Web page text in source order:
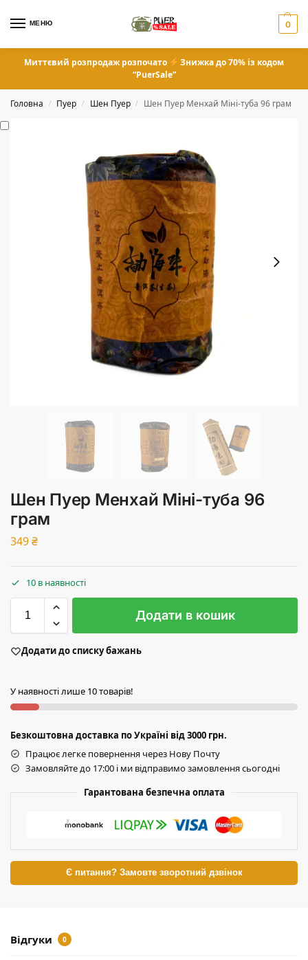
МЕНЮ 0
Миттєвий розпродаж розпочато
Знижка до 70% із кодом
“PuerSale”
Головна / Пуер / Шен Пуер / Шен Пуер Менхай Міні-туба 96 грам
Шен Пуер Менхай Міні-туба 96
грам
349₴
10 в наявності
Додати в кошик
Додати до списку бажань
У наявності лише 10 товарів!
Безкоштовна доставка по Україні від 3000 грн.
Працює легке повернення через Нову Почту
Замовляйте до 17:00 і ми відправимо замовлення сьогодні
Гарантована безпечна оплата
Є питання? Замовте зворотний дзвінок
Відгуки 0